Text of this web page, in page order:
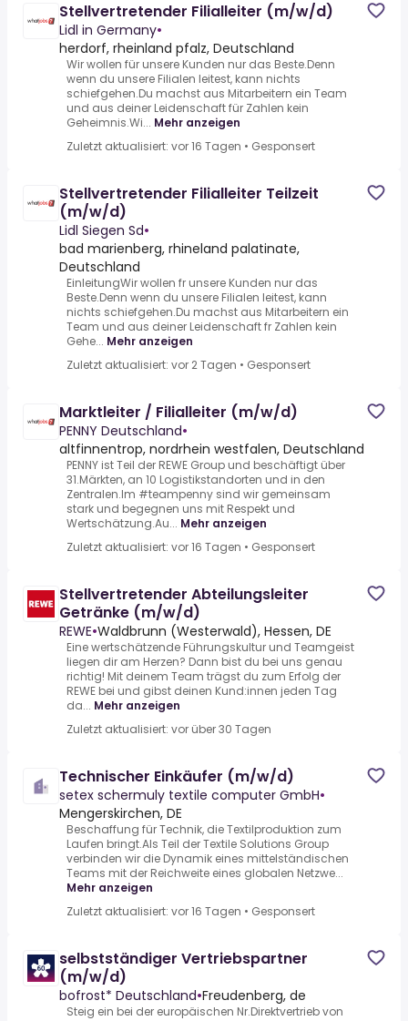
Stellvertretender Filialleiter (m/w/d)
Lidl in Germany•
herdorf, rheinland pfalz, Deutschland
Wir wollen für unsere Kunden nur das Beste.Denn
wenn du unsere Filialen leitest, kann nichts
schiefgehen.Du machst aus Mitarbeitern ein Team
und aus deiner Leidenschaft für Zahlen kein
Geheimnis.Wi... Mehr anzeigen
Zuletzt aktualisiert: vor 16 Tagen • Gesponsert
Stellvertretender Filialleiter Teilzeit
(m/w/d)
Lidl Siegen Sd•
bad marienberg, rhineland palatinate,
Deutschland
EinleitungWir wollen fr unsere Kunden nur das
Beste.Denn wenn du unsere Filialen leitest, kann
nichts schiefgehen.Du machst aus Mitarbeitern ein
Team und aus deiner Leidenschaft fr Zahlen kein
Gehe... Mehr anzeigen
Zuletzt aktualisiert: vor 2 Tagen • Gesponsert
Marktleiter / Filialleiter (m/w/d)
PENNY Deutschland•
altfinnentrop, nordrhein westfalen, Deutschland
PENNY ist Teil der REWE Group und beschäftigt über
31.Märkten, an 10 Logistikstandorten und in den
Zentralen.Im #teampenny sind wir gemeinsam
stark und begegnen uns mit Respekt und
Wertschätzung.Au... Mehr anzeigen
Zuletzt aktualisiert: vor 16 Tagen • Gesponsert
Stellvertretender Abteilungsleiter
Getränke (m/w/d)
REWE•Waldbrunn (Westerwald), Hessen, DE
Eine wertschätzende Führungskultur und Teamgeist
liegen dir am Herzen? Dann bist du bei uns genau
richtig! Mit deinem Team trägst du zum Erfolg der
REWE bei und gibst deinen Kund:innen jeden Tag
da... Mehr anzeigen
Zuletzt aktualisiert: vor über 30 Tagen
Technischer Einkäufer (m/w/d)
setex schermuly textile computer GmbH•
Mengerskirchen, DE
Beschaffung für Technik, die Textilproduktion zum
Laufen bringt.Als Teil der Textile Solutions Group
verbinden wir die Dynamik eines mittelständischen
Teams mit der Reichweite eines globalen Netzwe...
Mehr anzeigen
Zuletzt aktualisiert: vor 16 Tagen • Gesponsert
selbstständiger Vertriebspartner
(m/w/d)
bofrost* Deutschland•Freudenberg, de
Steig ein bei der europäischen Nr.Direktvertrieb von